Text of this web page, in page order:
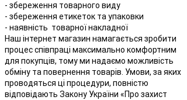
- збереження товарного виду
- збереження етикеток та упаковки
- наявність товарної накладної
Наш інтернет магазин намагається зробити
процес співпраці максимально комфортним
для покупців, тому ми надаємо можливість
обміну та повернення товарів. Умови, за яких
проводяться ці процедури, повністю
відповідають Закону України «Про захист